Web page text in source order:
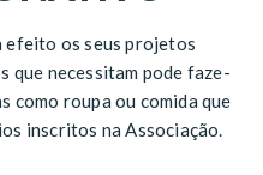
efeito os seus projetos
que necessitam pode faze-
como roupa ou comida que
inscritos na Associação.